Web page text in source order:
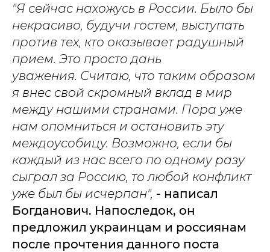
"Я сейчас нахожусь в России. Было бы
некрасиво, будучи гостем, выступать
против тех, кто оказывает радушный
прием. Это просто дань
уважения. Считаю, что таким образом
я внес свой скромный вклад в мир
между нашими странами. Пора уже
нам опомниться и остановить эту
междоусобицу. Возможно, если бы
каждый из нас всего по одному разу
сыграл за Россию, то любой конфликт
уже был бы исчерпан", - написал
Богданович. Напоследок, он
предложил украинцам и россиянам
после прочтения данного поста